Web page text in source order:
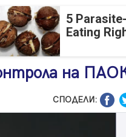
5
Eating
на
СПОДЕЛИ: